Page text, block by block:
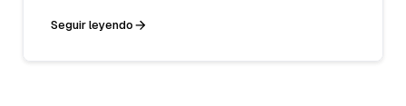
Seguir leyendo